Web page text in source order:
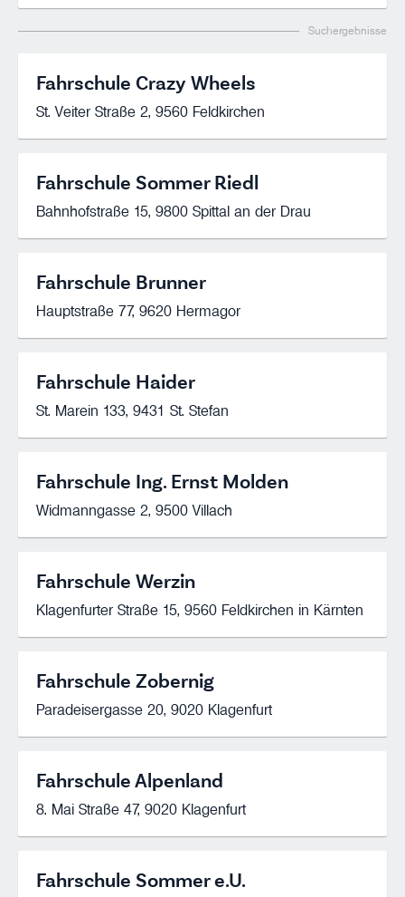
Suchergebnisse
Fahrschule Crazy Wheels
St. Veiter Straße 2, 9560 Feldkirchen
Fahrschule Sommer Riedl
Bahnhofstraße 15, 9800 Spittal an der Drau
Fahrschule Brunner
Hauptstraße 77, 9620 Hermagor
Fahrschule Haider
St. Marein 133, 9431 St. Stefan
Fahrschule Ing. Ernst Molden
Widmanngasse 2, 9500 Villach
Fahrschule Werzin
Klagenfurter Straße 15, 9560 Feldkirchen in Kärnten
Fahrschule Zobernig
Paradeisergasse 20, 9020 Klagenfurt
Fahrschule Alpenland
8. Mai Straße 47, 9020 Klagenfurt
Fahrschule Sommer e.U.